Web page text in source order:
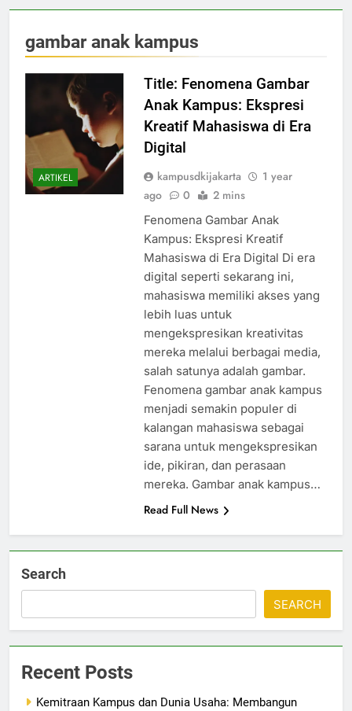
gambar anak kampus
ARTIKEL
Title: Fenomena Gambar
Anak Kampus: Ekspresi
Kreatif Mahasiswa di Era
Digital
kampusdkijakarta
1 year
ago
0 2 mins
Fenomena Gambar Anak
Kampus: Ekspresi Kreatif
Mahasiswa di Era Digital Di era
digital seperti sekarang ini,
mahasiswa memiliki akses yang
lebih luas untuk
mengekspresikan kreativitas
mereka melalui berbagai media,
salah satunya adalah gambar.
Fenomena gambar anak kampus
menjadi semakin populer di
kalangan mahasiswa sebagai
sarana untuk mengekspresikan
ide, pikiran, dan perasaan
mereka. Gambar anak kampus…
Read Full News
Search
SEARCH
Recent Posts
Kemitraan Kampus dan Dunia Usaha: Membangun